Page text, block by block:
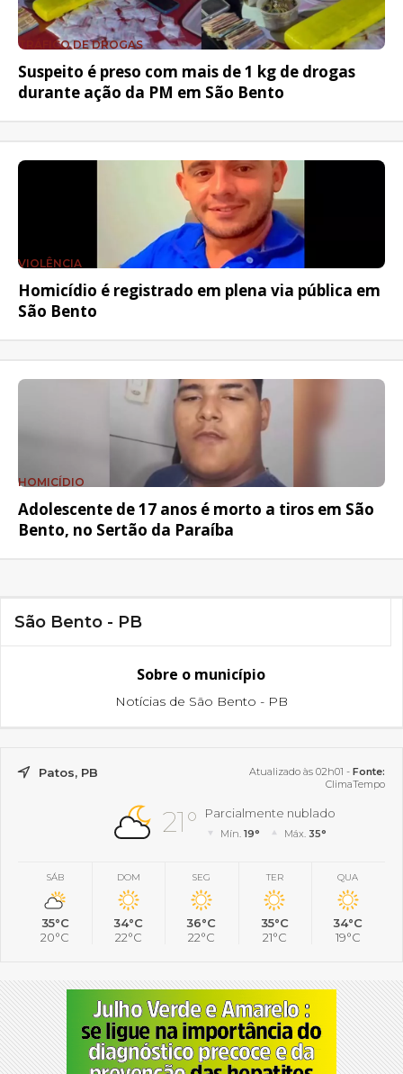
TRÁFICO DE DROGAS
Suspeito é preso com mais de 1 kg de drogas
durante ação da PM em São Bento
VIOLÊNCIA
Homicídio é registrado em plena via pública em
São Bento
HOMICÍDIO
Adolescente de 17 anos é morto a tiros em São
Bento, no Sertão da Paraíba
São Bento - PB
Sobre o município
Notícias de São Bento - PB
Patos, PB Atualizado às 02h01 - Fonte:
ClimaTempo
21° Parcialmente nublado
Mín.19° Máx. 35°
SÁB
35°C
20°C
DOM
34°C
22°C
SEG
36°C
22°C
TER
35°C
21°C
QUA
34°C
19°C